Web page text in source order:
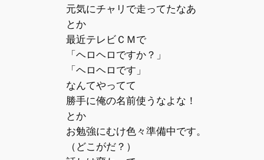
元気にチャリで走ってたなあ
とか
最近テレビＣＭで
「ヘロヘロですか？」
「ヘロヘロです」
なんてやってて
勝手に俺の名前使うなよな！
とか
お勉強にむけ色々準備中です。
（どこがだ？）